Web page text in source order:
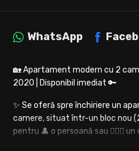
WhatsApp
🏡 Apartament modern cu 2
2020 | Disponibil imediat 🔑
✨ Se oferă spre închiriere un
camere, situat într-un bloc nou
pentru 👤 o persoană sau 👩‍❤️‍👨